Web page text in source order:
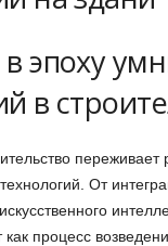
эпоху
в
От
процесс